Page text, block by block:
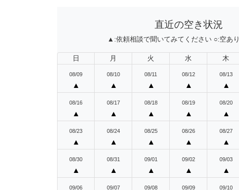
直近の空き状況
▲:依頼相談で聞いてみてください ○:空あり
日 月 火 水 木
08/09
▲
08/10
▲
08/11
▲
08/12
▲
08/13
▲
08/16
▲
08/17
▲
08/18
▲
08/19
▲
08/20
▲
08/23
▲
08/24
▲
08/25
▲
08/26
▲
08/27
▲
08/30
▲
08/31
▲
09/01
▲
09/02
▲
09/03
▲
09/06 09/07 09/08 09/09 09/10